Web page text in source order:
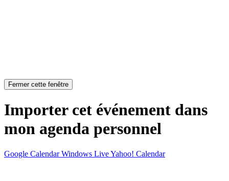
Fermer cette fenêtre
Importer cet événement dans
mon agenda personnel
Google Calendar Windows LiveYahoo! Calendar